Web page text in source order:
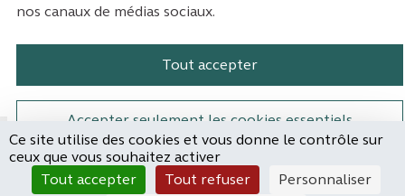
nos canaux de médias sociaux.
Tout accepter
Accepter seulement les cookies essentiels
Paramètres
Mentions légales
Paramètres des cookies
Plateforme de participation de la
Plateforme de participation de la
Plateforme de participation
Plateforme de
Site réalisé par
Open Source Politics
(Lien externe)
grâce aulogiciel libre
Ce site utilise des cookies et vous donne le contrôle sur
ceux que vous souhaitez activer
Tout accepter
Tout refuser Personnaliser